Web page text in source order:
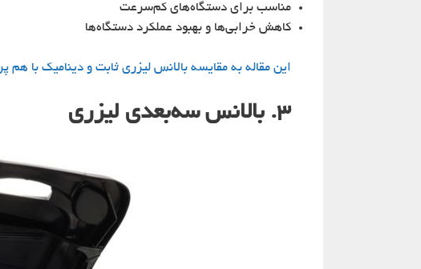
مناسب برای دستگاه‌های کم‌سرعت
کاهش خرابی‌ها و بهبود عملکرد دستگاه‌ها
این مقاله به مقایسه بالانس لیزری ثابت و دینامیک با هم
۳. بالانس سه‌بعدی لیزری